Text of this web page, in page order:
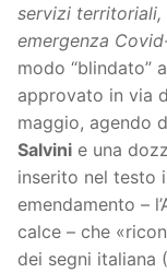
servizi territoriali,
emergenza
modo “blindato”
approvato in via
maggio, agendo
Salvini e una
inserito nel testo
emendamento –
calce – che
dei segni italiana